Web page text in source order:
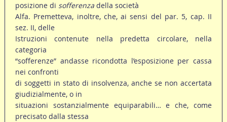
posizione di sofferenzadella società
Alfa. Premetteva, inoltre, che, ai sensi del par. 5, cap. II
sez. II, delle
Istruzioni contenute nella predetta circolare, nella
categoria
“sofferenze” andasse ricondotta l’esposizione per cassa
nei confronti
di soggetti in stato di insolvenza, anche se non accertata
giudizialmente, o in
situazioni sostanzialmente equiparabili… e che, come
precisato dalla stessa